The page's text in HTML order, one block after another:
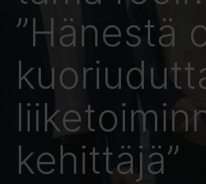
”Hänestä
kehittäjä”